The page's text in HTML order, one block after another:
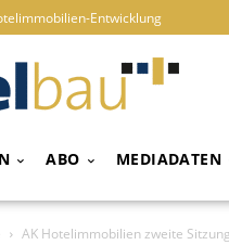
Entwicklung
ABO MEDIADATEN
AK Hotelimmobilien zweite Sitzung